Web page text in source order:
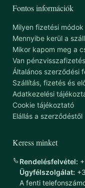
Fontos információk
Milyen fizetési
Mennyibe kerül a
Mikor kapom meg a
Van
Általános szerződési
Szállítás, fizetés és
Adatkezelési
Cookie tájékoztató
Elállás a szerződéstől
Keress minket
Rendelésfelvétel:
Ügyfélszolgálat:
A fenti